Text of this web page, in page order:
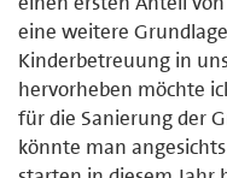
eine weitere
Kinderbetreuung in
hervorheben möchte
für die Sanierung der
könnte man